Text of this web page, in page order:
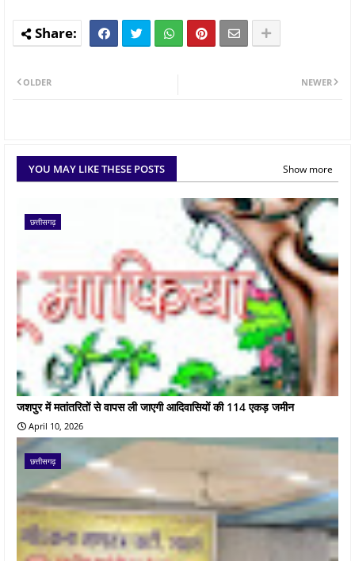
NEWER
OLDER
YOU MAY LIKE THESE POSTS Show more
छत्तीसगढ़
जशपुर में मतांतरितों से वापस ली जाएगी आदिवासियों की 114 एकड़ जमीन
April 10, 2026
छत्तीसगढ़